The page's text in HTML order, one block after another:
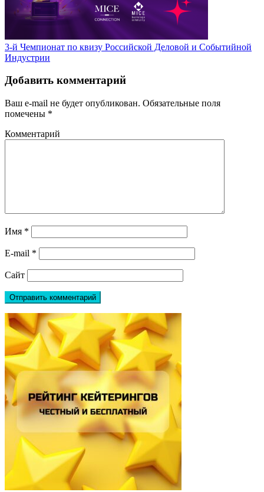
3-й Чемпионат по квизу Российской Деловой и Событийной
Индустрии
Добавить комментарий
Ваш e-mail не будет опубликован. Обязательные поля
помечены *
Комментарий
Имя *
E-mail *
Сайт